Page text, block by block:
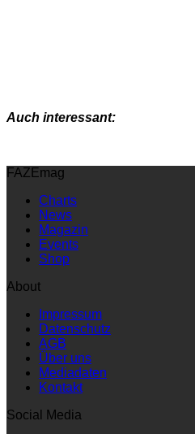
Auch interessant:
FAZEmag
Charts
News
Magazin
Events
Shop
About
Impressum
Datenschutz
AGB
Über uns
Mediadaten
Kontakt
Social Media